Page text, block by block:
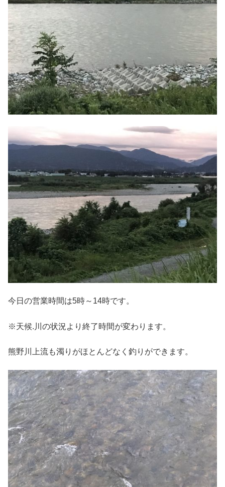
今日の営業時間は5時～14時です。
※天候.川の状況より終了時間が変わります。
熊野川上流も濁りがほとんどなく釣りができます。